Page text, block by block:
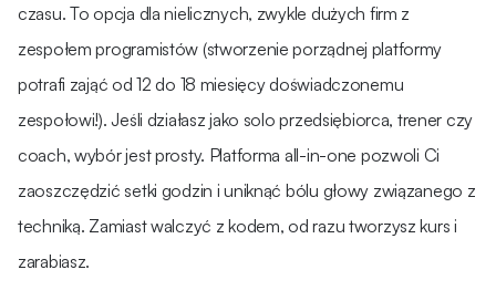
czasu. To opcja dla nielicznych, zwykle dużych firm z
zespołem programistów (stworzenie porządnej platformy
potrafi zająć od 12 do 18 miesięcy doświadczonemu
zespołowi!). Jeśli działasz jako solo przedsiębiorca, trener czy
coach, wybór jest prosty. Platforma all-in-one pozwoli Ci
zaoszczędzić setki godzin i uniknąć bólu głowy związanego z
techniką. Zamiast walczyć z kodem, od razu tworzysz kurs i
zarabiasz.